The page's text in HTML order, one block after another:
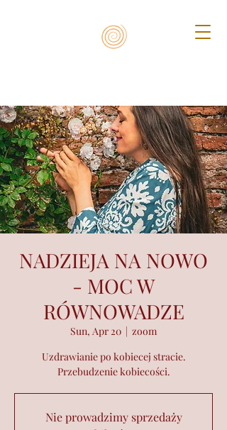
NADZIEJA NA NOWO
- MOC W
RÓWNOWADZE
Sun, Apr 20
  |
zoom
Uzdrawianie po kobiecej stracie.
Przebudzenie kobiecości.
Nie prowadzimy sprzedaży